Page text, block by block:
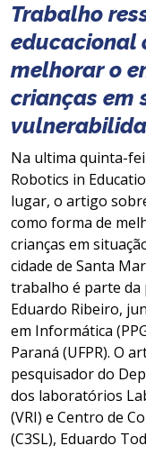
Trabalho
educacional
melhorar o
crianças em
Na ultima quinta-
Robotics in
lugar, o artigo
como forma de
crianças em
cidade de Santa
trabalho é parte da
Eduardo Ribeiro,
em Informática
Paraná (UFPR). O
pesquisador do
dos laboratórios
(VRI) e Centro de
(C3SL), Eduardo